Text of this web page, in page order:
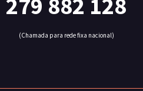
279 882 128
(Chamada para rede fixa nacional)